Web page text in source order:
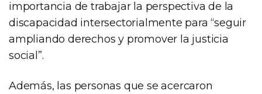
importancia de trabajar la perspectiva de la
discapacidad intersectorialmente para “seguir
ampliando derechos y promover la justicia
social”.
Además, las personas que se acercaron